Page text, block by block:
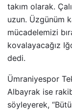
takım olarak.
uzun. Üzgünüm
mücadelemizi
kovalayacağız
dedi.
Ümraniyespor
Albayrak ise
söyleyerek,